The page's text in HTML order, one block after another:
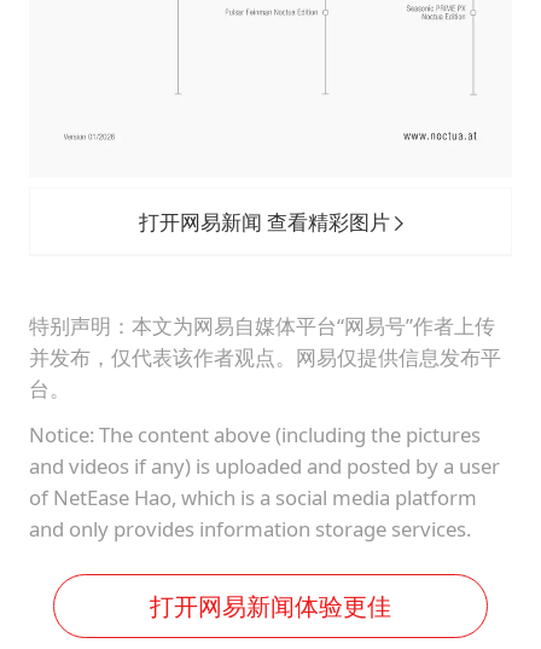
打开网易新闻 查看精彩图片
特别声明：本文为网易自媒体平台“网易号”作者上传
并发布，仅代表该作者观点。网易仅提供信息发布平
台。
Notice: The content above (including the pictures
and videos if any) is uploaded and posted by a user
of NetEase Hao, which is a social media platform
and only provides information storage services.
打开网易新闻体验更佳